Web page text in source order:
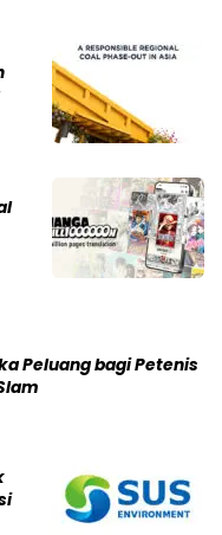
Peluang bagi Petenis